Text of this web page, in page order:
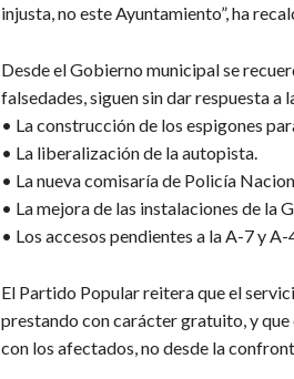
injusta, no este Ayuntamiento”, ha
Desde el Gobierno municipal se
falsedades, siguen sin dar respuesta
• La construcción de los espigones
• La liberalización de la autopista.
• La nueva comisaría de Policía
• La mejora de las instalaciones de la
• Los accesos pendientes a la A-7 y A-
El Partido Popular reitera que el
prestando con carácter gratuito, y
con los afectados, no desde la